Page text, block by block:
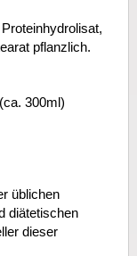
pflanzlich.
300ml)
üblichen
diätetischen
dieser